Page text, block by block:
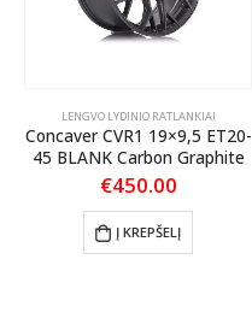
LENGVO LYDINIO RATLANKIAI
Concaver CVR1 19×9,5 ET20-
45 BLANK Carbon Graphite
€450.00
Į KREPŠELĮ